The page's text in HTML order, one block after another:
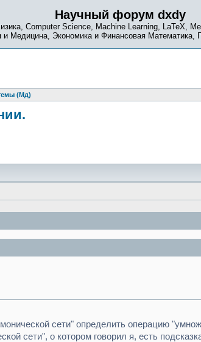
Научный форум dxdy
Computer Science, Machine Learning, LaTeX,
и Медицина, Экономика и Финансовая Математика,
(Мд)
сети" определить операцию
сети", о котором говорил я, есть